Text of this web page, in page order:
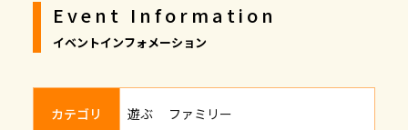
Event Information
イベントインフォメーション
カテゴリ 遊ぶ ファミリー